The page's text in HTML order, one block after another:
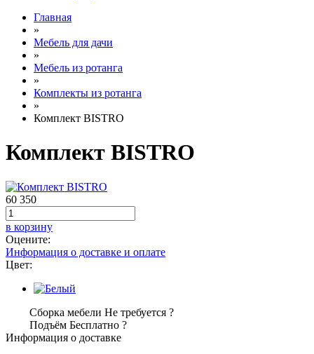
Главная
»
Мебель для дачи
»
Мебель из ротанга
»
Комплекты из ротанга
»
Комплект BISTRO
Комплект BISTRO
60 350
в корзину
Оцените:
Информация о доставке и оплате
Цвет:
Сборка мебели Не требуется ?
Подъём Бесплатно ?
Информация о доставке